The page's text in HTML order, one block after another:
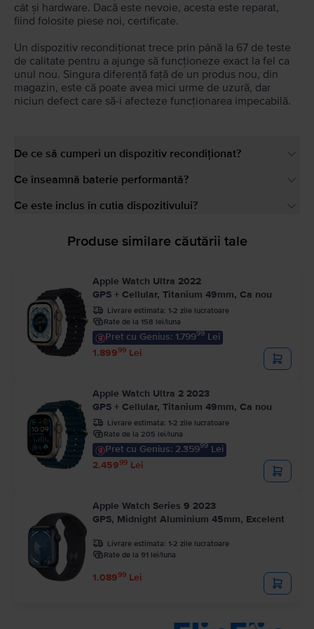
cât și hardware. Dacă este nevoie, acesta este reparat,
fiind folosite piese noi, certificate.
Un dispozitiv recondiționat trece prin până la 67 de teste
de calitate pentru a ajunge să funcționeze exact la fel ca
unul nou. Singura diferență față de un produs nou, din
magazin, este că poate avea mici urme de uzură, dar
niciun defect care să-i afecteze funcționarea impecabilă.
De ce să cumperi un dispozitiv recondiționat?
Ce înseamnă baterie performantă?
Ce este inclus în cutia dispozitivului?
Produse similare căutării tale
Apple Watch Ultra 2022
GPS + Cellular, Titanium 49mm, Ca nou
Livrare estimata: 1-2 zile lucratoare
Rate de la 158 lei/luna
Pret cu Genius: 1.79999 Lei
1.89999 Lei
Apple Watch Ultra 2 2023
GPS + Cellular, Titanium 49mm, Ca nou
Livrare estimata: 1-2 zile lucratoare
Rate de la 205 lei/luna
Pret cu Genius: 2.35999 Lei
2.45999 Lei
Apple Watch Series 9 2023
GPS, Midnight Aluminium 45mm, Excelent
Livrare estimata: 1-2 zile lucratoare
Rate de la 91 lei/luna
1.08999 Lei